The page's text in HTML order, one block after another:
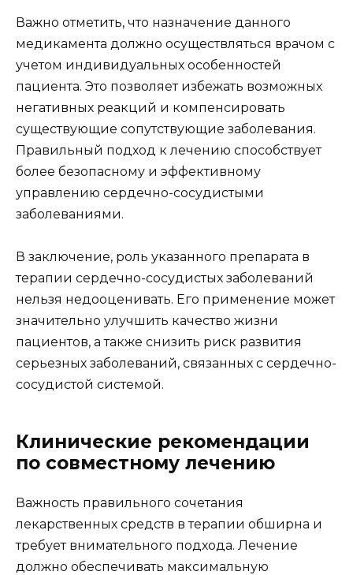
Важно отметить, что назначение данного
медикамента должно осуществляться врачом с
учетом индивидуальных особенностей
пациента. Это позволяет избежать возможных
негативных реакций и компенсировать
существующие сопутствующие заболевания.
Правильный подход к лечению способствует
более безопасному и эффективному
управлению сердечно-сосудистыми
заболеваниями.
В заключение, роль указанного препарата в
терапии сердечно-сосудистых заболеваний
нельзя недооценивать. Его применение может
значительно улучшить качество жизни
пациентов, а также снизить риск развития
серьезных заболеваний, связанных с сердечно-
сосудистой системой.
Клинические рекомендации
по совместному лечению
Важность правильного сочетания
лекарственных средств в терапии обширна и
требует внимательного подхода. Лечение
должно обеспечивать максимальную